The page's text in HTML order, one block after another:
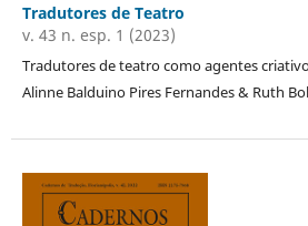
Tradutores de Teatro
v. 43 n. esp. 1 (2023)
Tradutores de teatro como agentes
Alinne Balduino Pires Fernandes & Ruth